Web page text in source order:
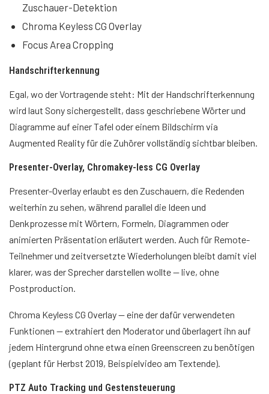
Zuschauer-Detektion
Chroma Keyless CG Overlay
Focus Area Cropping
Handschrifterkennung
Egal, wo der Vortragende steht: Mit der Handschrifterkennung
wird laut Sony sichergestellt, dass geschriebene Wörter und
Diagramme auf einer Tafel oder einem Bildschirm via
Augmented Reality für die Zuhörer vollständig sichtbar bleiben.
Presenter-Overlay, Chromakey-less CG Overlay
Presenter-Overlay erlaubt es den Zuschauern, die Redenden
weiterhin zu sehen, während parallel die Ideen und
Denkprozesse mit Wörtern, Formeln, Diagrammen oder
animierten Präsentation erläutert werden. Auch für Remote-
Teilnehmer und zeitversetzte Wiederholungen bleibt damit viel
klarer, was der Sprecher darstellen wollte — live, ohne
Postproduction.
Chroma Keyless CG Overlay — eine der dafür verwendeten
Funktionen — extrahiert den Moderator und überlagert ihn auf
jedem Hintergrund ohne etwa einen Greenscreen zu benötigen
(geplant für Herbst 2019, Beispielvideo am Textende).
PTZ Auto Tracking und Gestensteuerung